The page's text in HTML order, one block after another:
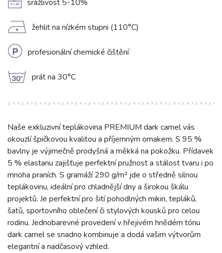
A srážlivost 5-10%
D žehlit na nízkém stupni (110°C)
L profesionální chemické čištění
g prát na 30°C
Naše exkluzivní teplákovina PREMIUM dark camel vás
okouzlí špičkovou kvalitou a příjemným omakem. S 95 %
bavlny je výjimečně prodyšná a měkká na pokožku. Přídavek
5 % elastanu zajišťuje perfektní pružnost a stálost tvaru i po
mnoha praních. S gramáží 290 g/m² jde o středně silnou
teplákovinu, ideální pro chladnější dny a širokou škálu
projektů. Je perfektní pro šití pohodlných mikin, tepláků,
šatů, sportovního oblečení či stylových kousků pro celou
rodinu. Jednobarevné provedení v hřejivém hnědém tónu
dark camel se snadno kombinuje a dodá vašim výtvorům
elegantní a nadčasový vzhled.